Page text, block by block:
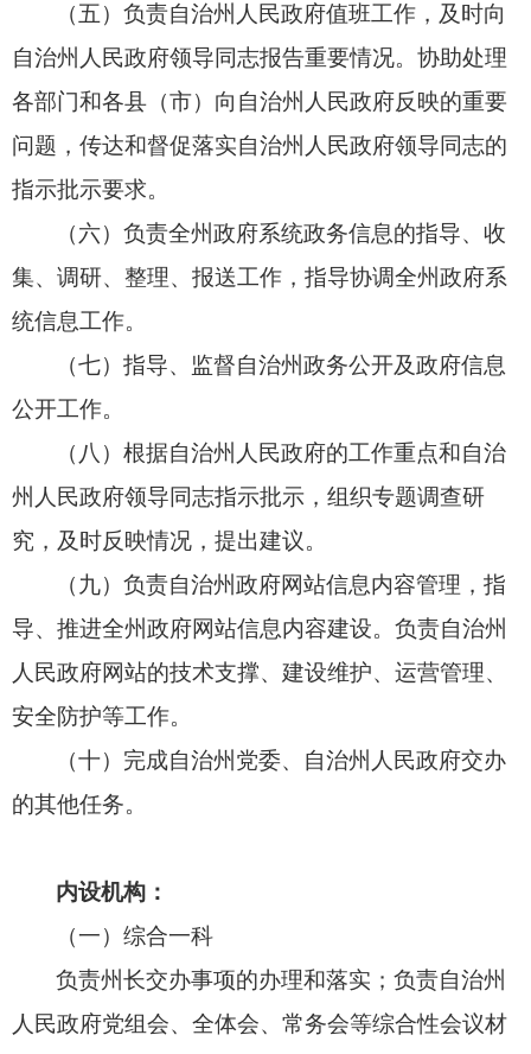
（五）负责自治州人民政府值班工作， 及时向
自治州人民政府领导同志报告重要情况。 协助处理
各部门和各县（市）向自治州人民政府反映的重要
问题， 传达和督促落实自治州人民政府领导同志的
指示批示要求。
（六）负责全州政府系统政务信息的指导、收
集、 调研、 整理、 报送工作， 指导协调全州政府系
统信息工作。
（七）指导、监督自治州政务公开及政府信息
公开工作。
（八）根据自治州人民政府的工作重点和自治
州人民政府领导同志指示批示， 组织专题调查研
究， 及时反映情况， 提出建议。
（九）负责自治州政府网站信息内容管理，指
导、 推进全州政府网站信息内容建设。 负责自治州
人民政府网站的技术支撑、 建设维护、 运营管理、
安全防护等工作。
（十）完成自治州党委、自治州人民政府交办
的其他任务。
内设机构：
（一）综合一科
负责州长交办事项的办理和落实；负责自治州
人民政府党组会、 全体会、 常务会等综合性会议材